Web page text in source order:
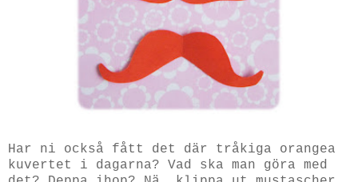
Har ni också fått det där tråkiga orangea
kuvertet i dagarna? Vad ska man göra med